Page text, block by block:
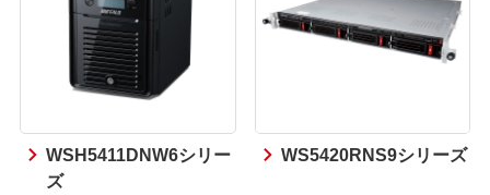
WSH5411DNW6シリー
ズ
WS5420RNS9シリーズ